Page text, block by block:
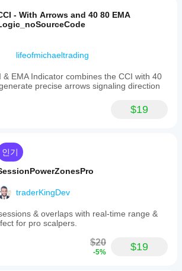
- With Arrows and 40 80 EMA
lifeofmichaeltrading
& EMA Indicator combines the CCI with 40
precise arrows signaling direction
$19
인기
traderKingDev
& overlaps with real-time range &
for pro scalpers.
$20
-5% $19